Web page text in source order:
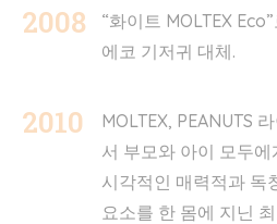
2008
“화이트 MOLTEX
에코 기저귀 대체.
2010
MOLTEX, PEANUTS
서 부모와 아이 모두
시각적인 매력적과 독
요소를 한 몸에 지닌